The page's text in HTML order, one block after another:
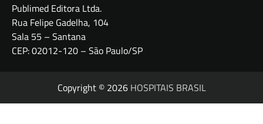
Publimed Editora Ltda.
Rua Felipe Gadelha, 104
Sala 55 – Santana
CEP: 02012-120 – São Paulo/SP
Copyright © 2026 HOSPITAIS BRASIL